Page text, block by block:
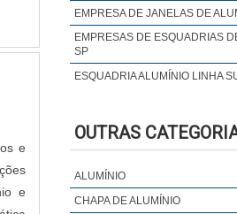
e
e
EMPRESA DE JANELAS DE
EMPRESAS DE ESQUADRIAS
SP
ESQUADRIA ALUMÍNIO LINHA
ESQUADRIAS DE ALUMÍNIO
CONTRAMARCO
PADRÃO
ESQUADRIAS DE ALUMÍNIO EM
OUTRAS
ALUMÍNIO
CHAPA DE ALUMÍNIO